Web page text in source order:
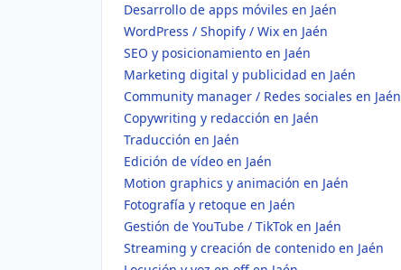
Desarrollo de apps móviles en Jaén
WordPress / Shopify / Wix en Jaén
SEO y posicionamiento en Jaén
Marketing digital y publicidad en Jaén
Community manager / Redes sociales en Jaén
Copywriting y redacción en Jaén
Traducción en Jaén
Edición de vídeo en Jaén
Motion graphics y animación en Jaén
Fotografía y retoque en Jaén
Gestión de YouTube / TikTok en Jaén
Streaming y creación de contenido en Jaén